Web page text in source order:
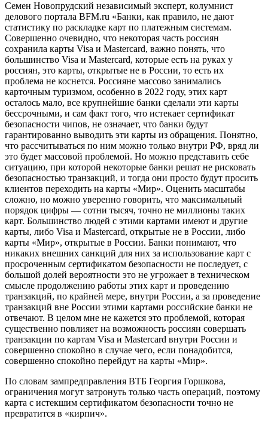
Семен Новопрудский независимый эксперт, колумнист
делового портала BFM.ru «Банки, как правило, не дают
статистику по раскладке карт по платежным системам.
Совершенно очевидно, что некоторая часть россиян
сохранила карты Visa и Mastercard, важно понять, что
большинство Visa и Mastercard, которые есть на руках у
россиян, это карты, открытые не в России, то есть их
проблема не коснется. Россияне массово занимались
карточным туризмом, особенно в 2022 году, этих карт
осталось мало, все крупнейшие банки сделали эти карты
бессрочными, и сам факт того, что истекает сертификат
безопасности чипов, не означает, что банки будут
гарантированно выводить эти карты из обращения. Понятно,
что рассчитываться по ним можно только внутри РФ, вряд ли
это будет массовой проблемой. Но можно представить себе
ситуацию, при которой некоторые банки решат не рисковать
безопасностью транзакций, и тогда они просто будут просить
клиентов переходить на карты «Мир». Оценить масштабы
сложно, но можно уверенно говорить, что максимальный
порядок цифры — сотни тысяч, точно не миллионы таких
карт. Большинство людей с этими картами имеют и другие
карты, либо Visa и Mastercard, открытые не в России, либо
карты «Мир», открытые в России. Банки понимают, что
никаких внешних санкций для них за использование карт с
просроченным сертификатом безопасности не последует, с
большой долей вероятности это не угрожает в техническом
смысле продолжению работы этих карт и проведению
транзакций, по крайней мере, внутри России, а за проведение
транзакций вне России этими картами российские банки не
отвечают. В целом мне не кажется это проблемой, которая
существенно повлияет на возможность россиян совершать
транзакции по картам Visa и Mastercard внутри России и
совершенно спокойно в случае чего, если понадобится,
совершенно спокойно перейдут на карты «Мир».
По словам зампредправления ВТБ Георгия Горшкова,
ограничения могут затронуть только часть операций, поэтому
карта с истекшим сертификатом безопасности точно не
превратится в «кирпич».